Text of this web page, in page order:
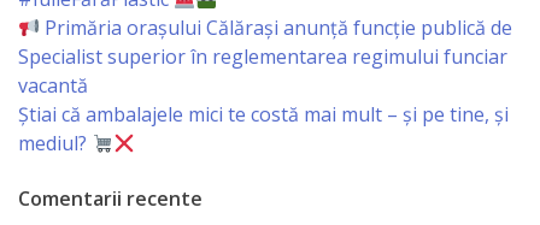
Serviciul
Juridic
Serviciul
în
Primăria orașului Călărași anunță funcție publică de
Specialist superior în reglementarea regimului funciar
vacantă
Știai că ambalajele mici te costă mai mult – și pe tine, și
mediul?
Comentarii recente